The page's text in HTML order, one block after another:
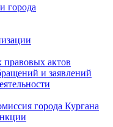
города
актов
и заявлений
города Кургана